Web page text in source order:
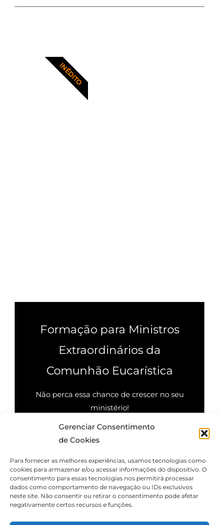
Gerenciar Consentimento
de Cookies
Para fornecer as melhores experiências, usamos tecnologias como
cookies para armazenar e/ou acessar informações do dispositivo. O
consentimento para essas tecnologias nos permitirá processar
dados como comportamento de navegação ou IDs exclusivos
neste site. Não consentir ou retirar o consentimento pode afetar
negativamente certos recursos e funções.
Formação para Ministros
Extraordinários da
Comunhão Eucarística
Não perca essa chance de crescer no seu
ministério!
Quero saber mais
INÉDITO